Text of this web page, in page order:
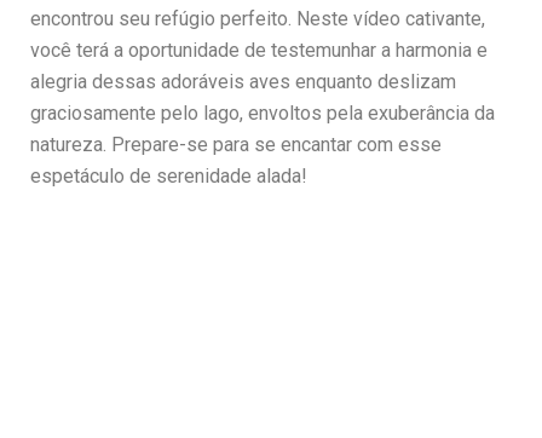
encontrou seu refúgio perfeito. Neste vídeo cativante,
você terá a oportunidade de testemunhar a harmonia e
alegria dessas adoráveis aves enquanto deslizam
graciosamente pelo lago, envoltos pela exuberância da
natureza. Prepare-se para se encantar com esse
espetáculo de serenidade alada!